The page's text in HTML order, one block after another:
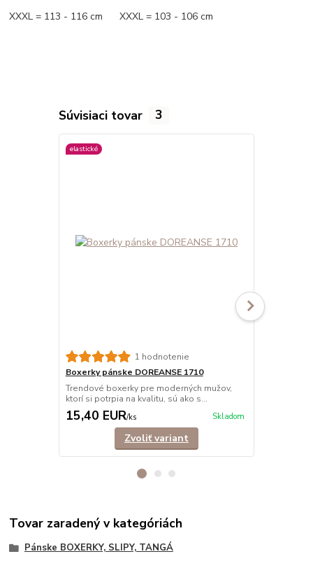
XXXL = 113 - 116 cm XXXL = 103 - 106 cm
Súvisiaci tovar 3
elastické
1 hodnotenie
Boxerky pánske DOREANSE 1710
Trendové boxerky pre moderných mužov,
ktorí si potrpia na kvalitu, sú ako s...
15,40 EUR/ks Skladom
Zvoliť variant
Tovar zaradený v kategóriách
Pánske BOXERKY, SLIPY, TANGÁ